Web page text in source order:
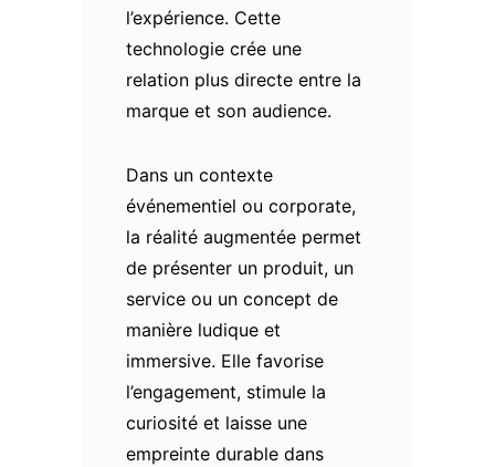
l’expérience. Cette
technologie crée une
relation plus directe entre la
marque et son audience.
Dans un contexte
événementiel ou corporate,
la réalité augmentée permet
de présenter un produit, un
service ou un concept de
manière ludique et
immersive. Elle favorise
l’engagement, stimule la
curiosité et laisse une
empreinte durable dans